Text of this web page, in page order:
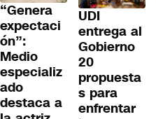
“Genera
expectaci
ón”:
Medio
especializ
ado
destaca a
UDI
entrega al
Gobierno
20
propuesta
s para
enfrentar